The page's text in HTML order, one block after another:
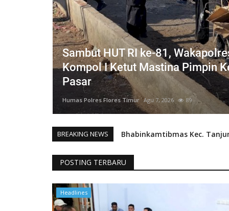
Sambut HUT RI ke-81,
Kompol I Ketut Mastina Pimpin
Pasar
Humas Polres Flores Timur Agu 7, 2026 89
BREAKING NEWS
POSTING TERBARU
Headlines